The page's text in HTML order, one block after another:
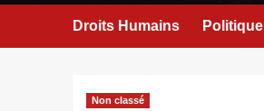
Droits Humains Politique
Non classé